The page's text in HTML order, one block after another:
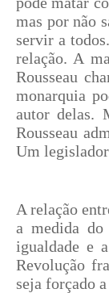
mas por não
servir a
relação. A
Rousseau
monarquia
autor delas.
Rousseau
Um
A relação
a medida do
igualdade e
Revolução
seja forçado